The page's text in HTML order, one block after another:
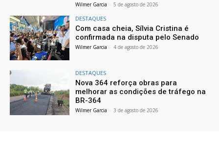
Wilmer Garcia - 5 de agosto de 2026
DESTAQUES
Com casa cheia, Sílvia Cristina é
confirmada na disputa pelo Senado
Wilmer Garcia - 4 de agosto de 2026
DESTAQUES
Nova 364 reforça obras para
melhorar as condições de tráfego na
BR-364
Wilmer Garcia - 3 de agosto de 2026